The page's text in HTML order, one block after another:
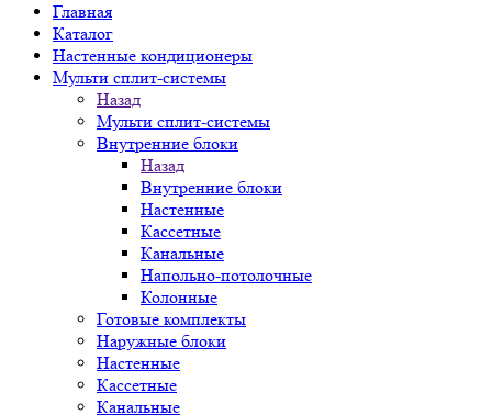
Главная
Каталог
Настенные кондиционеры
Мульти сплит-системы
Назад
Мульти сплит-системы
Внутренние блоки
Назад
Внутренние блоки
Настенные
Кассетные
Канальные
Напольно-потолочные
Колонные
Готовые комплекты
Наружные блоки
Настенные
Кассетные
Канальные